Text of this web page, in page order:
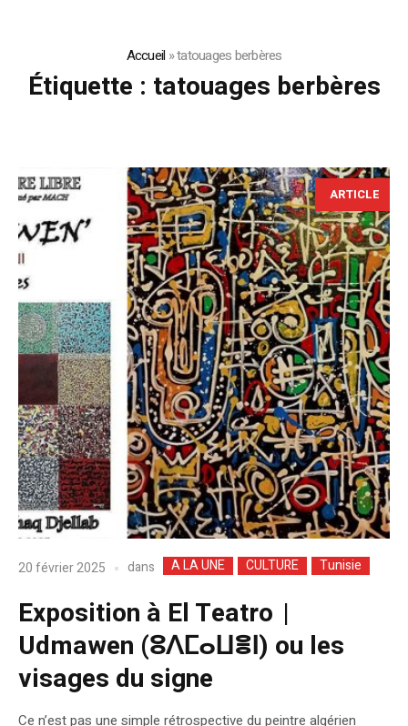
Accueil »tatouages berbères
Étiquette : tatouages berbères
ARTICLE
20 février 2025 dans A LA UNE CULTURE Tunisie
Exposition à El Teatro |
Udmawen (ⵓⴷⵎⴰⵡⴻⵏ) ou les
visages du signe
Ce n’est pas une simple rétrospective du peintre algérien